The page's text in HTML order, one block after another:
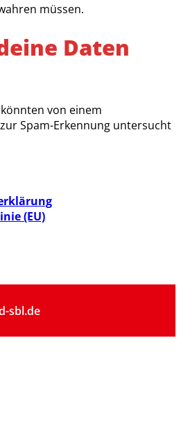
müssen.
Daten
von einem
Spam-Erkennung untersucht
(EU)
sbl.de